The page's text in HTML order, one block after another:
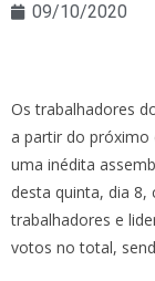
09/10/2020
Os trabalhadores
a partir do próximo
uma inédita
desta quinta, dia 8,
trabalhadores e
votos no total,